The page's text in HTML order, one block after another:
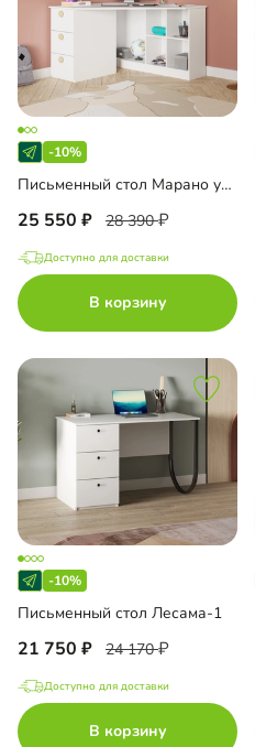
-10%
Письменный стол Марано угловой
25 550 28 390
Доступно для доставки
В корзину
-10%
Письменный стол Лесама-1
21 750 24 170
Доступно для доставки
В корзину